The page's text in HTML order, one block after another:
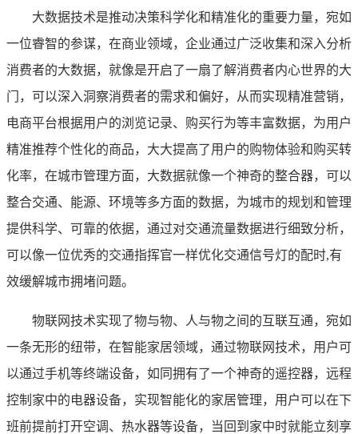
大数据技术是推动决策科学化和精准化的重要力量，宛如
一位睿智的参谋，在商业领域，企业通过广泛收集和深入分析
消费者的大数据，就像是开启了一扇了解消费者内心世界的大
门，可以深入洞察消费者的需求和偏好，从而实现精准营销，
电商平台根据用户的浏览记录、购买行为等丰富数据，为用户
精准推荐个性化的商品，大大提高了用户的购物体验和购买转
化率，在城市管理方面，大数据就像一个神奇的整合器，可以
整合交通、能源、环境等多方面的数据，为城市的规划和管理
提供科学、可靠的依据，通过对交通流量数据进行细致分析，
可以像一位优秀的交通指挥官一样优化交通信号灯的配时,有
效缓解城市拥堵问题。
物联网技术实现了物与物、人与物之间的互联互通，宛如
一条无形的纽带，在智能家居领域，通过物联网技术，用户可
以通过手机等终端设备，如同拥有了一个神奇的遥控器，远程
控制家中的电器设备，实现智能化的家居管理，用户可以在下
班前提前打开空调、热水器等设备，当回到家中时就能立刻享